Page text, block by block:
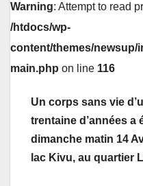
Warning: Attempt to read
/htdocs/wp-
content/themes/
main.php on line 116
Un corps sans vie
trentaine d’années a
dimanche matin 14
lac Kivu, au quartier